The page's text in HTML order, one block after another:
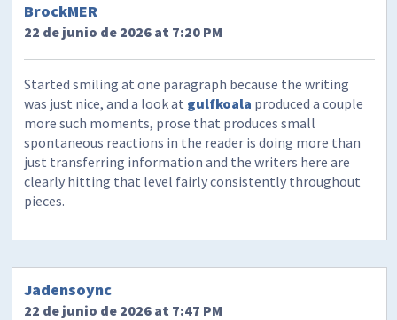
BrockMER
22 de junio de 2026 at 7:20 PM
Started smiling at one paragraph because the writing
was just nice, and a look at gulfkoala produced a couple
more such moments, prose that produces small
spontaneous reactions in the reader is doing more than
just transferring information and the writers here are
clearly hitting that level fairly consistently throughout
pieces.
Jadensoync
22 de junio de 2026 at 7:47 PM